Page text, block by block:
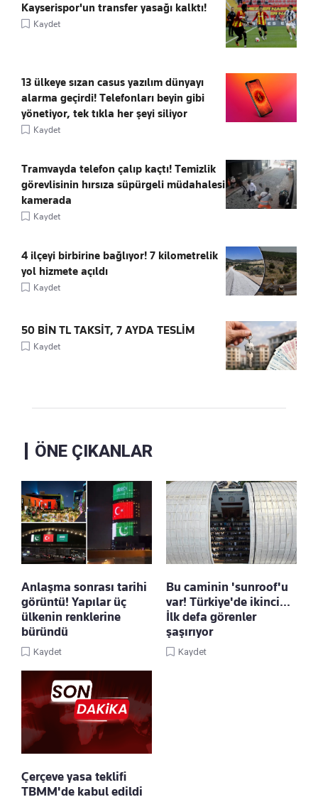
Kayserispor'un transfer yasağı kalktı!
Kaydet
13 ülkeye sızan casus yazılım dünyayı
alarma geçirdi! Telefonları beyin gibi
yönetiyor, tek tıkla her şeyi siliyor
Kaydet
Tramvayda telefon çalıp kaçtı! Temizlik
görevlisinin hırsıza süpürgeli müdahalesi
kamerada
Kaydet
4 ilçeyi birbirine bağlıyor! 7 kilometrelik
yol hizmete açıldı
Kaydet
50 BİN TL TAKSİT, 7 AYDA TESLİM
Kaydet
ÖNE ÇIKANLAR
Anlaşma sonrası tarihi
görüntü! Yapılar üç
ülkenin renklerine
büründü
Kaydet
Bu caminin 'sunroof'u
var! Türkiye'de ikinci...
İlk defa görenler
şaşırıyor
Kaydet
Çerçeve yasa teklifi
TBMM'de kabul edildi